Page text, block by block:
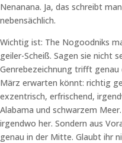
Nenanana. Ja, das schreibt
nebensächlich.
Wichtig ist: The Nogoodniks
geiler-Scheiß. Sagen sie nicht
Genrebezeichnung trifft genau
März erwarten könnt: richtig
exzentrisch, erfrischend,
Alabama und schwarzem
irgendwo her. Sondern aus
genau in der Mitte. Glaubt ihr